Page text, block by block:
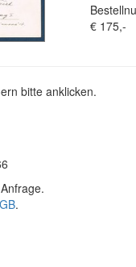
€ 175,-
bitte anklicken.
.